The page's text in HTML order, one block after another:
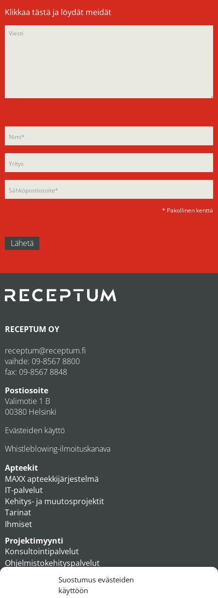
Suostumus evästeiden
käyttöön
Klikkaa tästä ja löydät meidät
leave
this
empty.
Please
leave
field
empty.
* Pakollinen kenttä
RECEPTUM OY
receptum@receptum.fi
vaihde: 09-8567 8800
fax: 09-8567 8848
Postiosoite
Valimotie 1 B
00380 Helsinki
Evästeiden käyttö
Whistleblowing-ilmoituskanava
Apteekit
MAXX apteekkijärjestelmä
IT-palvelut
Kehitys- ja muutosprojektit
Tarinat
Ihmiset
Projektimyynti
Konsultointipalvelut
Ohjelmistokehityspalvelut